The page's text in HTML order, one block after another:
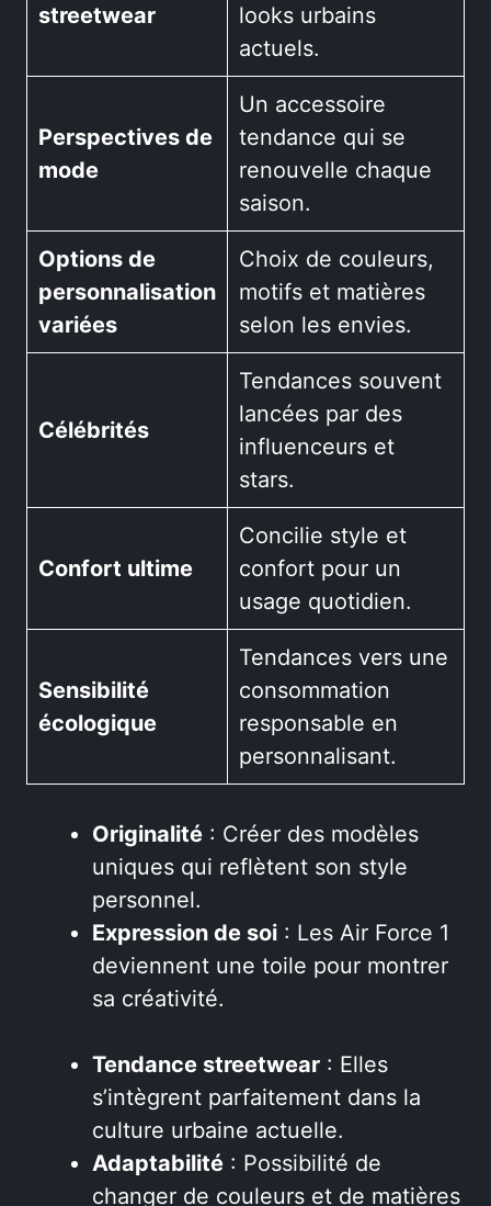
streetwear
looks urbains
actuels.
Perspectives de
mode
Un accessoire
tendance qui se
renouvelle chaque
saison.
Options de
personnalisation
variées
Choix de couleurs,
motifs et matières
selon les envies.
Célébrités
Tendances souvent
lancées par des
influenceurs et
stars.
Confort ultime
Concilie style et
confort pour un
usage quotidien.
Sensibilité
écologique
Tendances vers une
consommation
responsable en
personnalisant.
Originalité : Créer des modèles
uniques qui reflètent son style
personnel.
Expression de soi : Les Air Force 1
deviennent une toile pour montrer
sa créativité.
Tendance streetwear : Elles
s’intègrent parfaitement dans la
culture urbaine actuelle.
Adaptabilité : Possibilité de
changer de couleurs et de matières